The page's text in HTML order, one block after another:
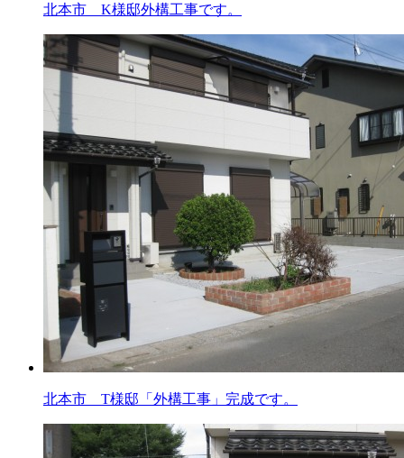
北本市 K様邸外構工事です。
北本市 T様邸「外構工事」完成です。